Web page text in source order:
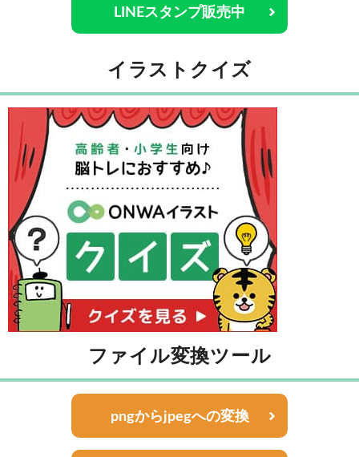
LINEスタンプ販売中
イラストクイズ
ファイル変換ツール
pngからjpegへの変換